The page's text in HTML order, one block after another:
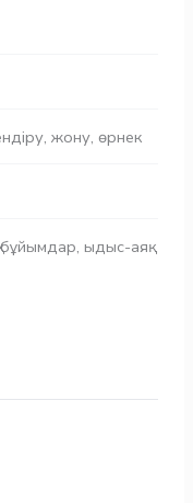
,жону,өрнек
бұйымдар,ыдыс-аяқ